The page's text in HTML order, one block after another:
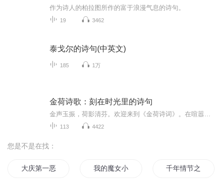
作为诗人的柏拉图所作的富于浪漫气息的诗句。
19 3462
泰戈尔的诗句(中英文)
185 1万
金荷诗歌：刻在时光里的诗句
113 4422
您是不是在找：
大庆第一恶 我的魔女小诗诗 千年情节之三生